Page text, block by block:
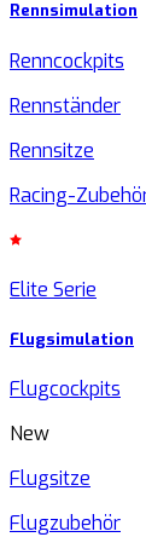
Rennsimulation
Renncockpits
Rennständer
Rennsitze
Racing-
Elite Serie
Flugsimulation
Flugcockpits
New
Flugsitze
Flugzubehör